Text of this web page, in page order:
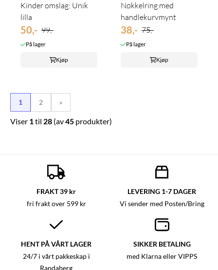
Kinder omslag: Unik
lilla
50,- 99,-
På lager
Kjøp
Nøkkelring med
handlekurvmynt
38,- 75,-
På lager
Kjøp
1 2 »
Viser 1til 28 (av45 produkter)
FRAKT 39 kr
fri frakt over 599 kr
LEVERING 1-7 DAGER
Vi sender med Posten/Bring
HENT PÅ VÅRT LAGER
24/7 i vårt pakkeskap i
Randaberg
SIKKER BETALING
med Klarna eller VIPPS